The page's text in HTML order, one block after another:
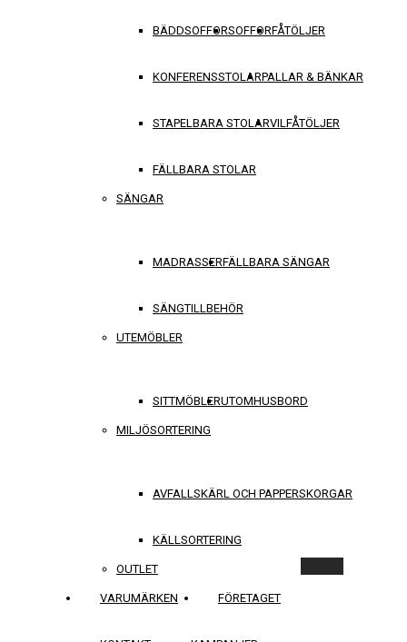
BÄDDSOFFORSOFFORFÅTÖLJER
KONFERENSSTOLARPALLAR & BÄNKAR
STAPELBARA STOLARVILFÅTÖLJER
FÄLLBARA STOLAR
SÄNGAR
MADRASSERFÄLLBARA SÄNGAR
SÄNGTILLBEHÖR
UTEMÖBLER
SITTMÖBLERUTOMHUSBORD
MILJÖSORTERING
AVFALLSKÄRL OCH PAPPERSKORGAR
KÄLLSORTERING
OUTLET
VARUMÄRKEN FÖRETAGET